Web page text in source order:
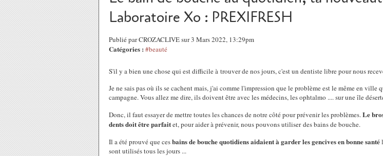
Laboratoire Xo : PREXIFRESH
Publié par CROZACLIVE sur 3 Mars 2022, 13:29pm
Catégories : #beauté
S'il y a bien une chose qui est difficile à trouver de nos jours, c'est un dentiste libre pour nous
Je ne sais pas où ils se cachent mais, j'ai comme l'impression que le problème est le même en ville
campagne. Vous allez me dire, ils doivent être avec les médecins, les ophtalmo .... sur une île
Donc, il faut essayer de mettre toutes les chances de notre côté pour prévenir les problèmes.Le
dents doit être parfaitet, pour aider à prévenir, nous pouvons utiliser des bains de bouche.
Il a été prouvé que cesbains de bouche quotidiens aidaient à garder les gencives en bonne santé
sont utilisés tous les jours ...